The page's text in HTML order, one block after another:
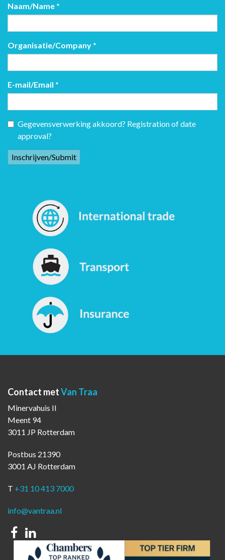
Naam/Name *
Organisatie/Company *
E-mail/Email *
Gegevensverwerking akkoord? Registration of date
approval?
Contact metVan Traa
Minervahuis II
Meent 94
3011 JP Rotterdam
Postbus 21390
3001 AJ Rotterdam
T +31 10 413 7000
info@vantraa.nl
Facebook
Linkedin